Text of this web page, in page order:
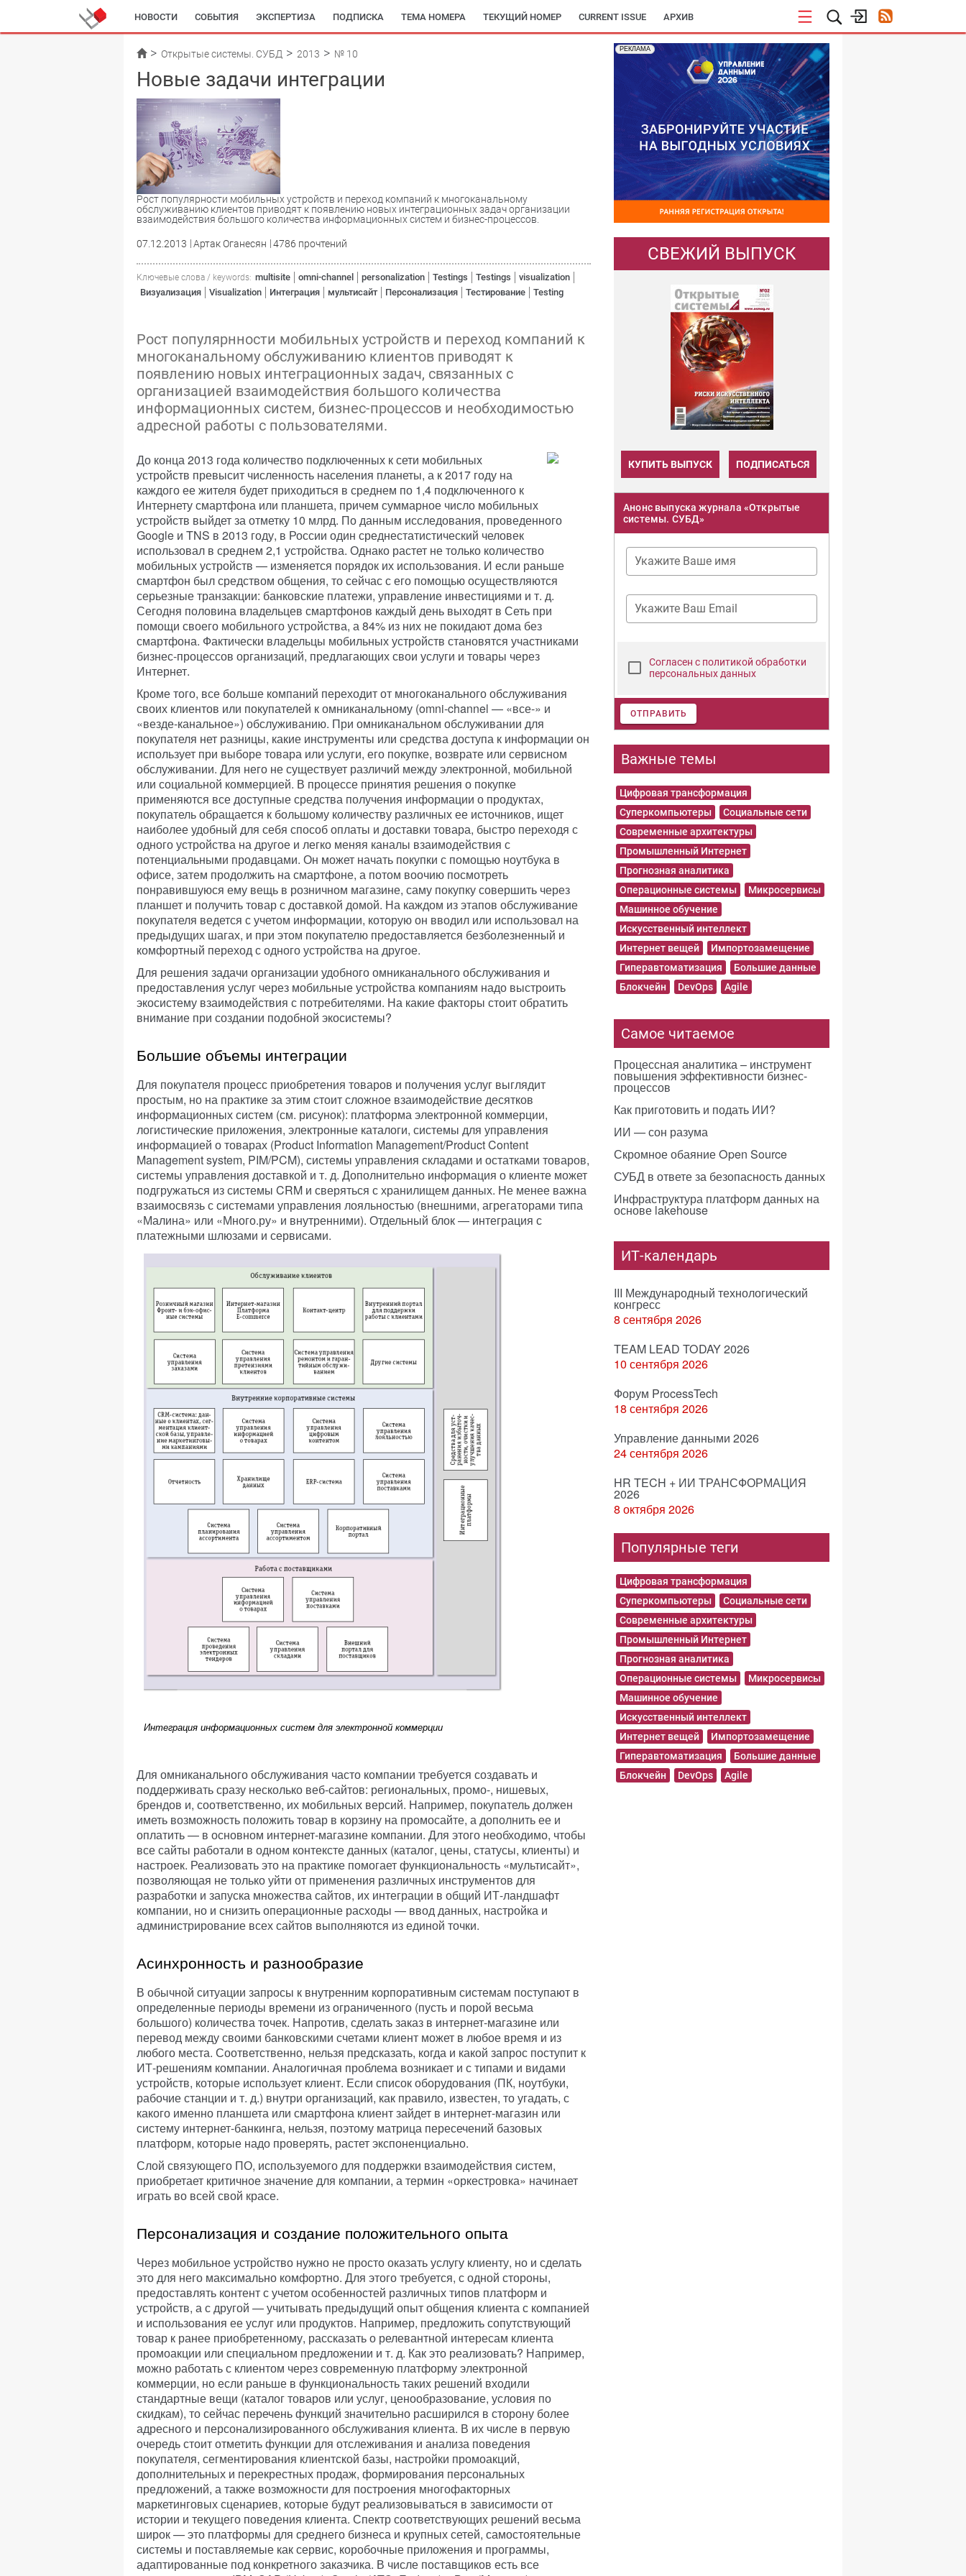
НОВОСТИ СОБЫТИЯ ЭКСПЕРТИЗА ПОДПИСКА ТЕМА НОМЕРА ТЕКУЩИЙ НОМЕР CURRENT ISSUE АРХИВ
Открытые системы. СУБД 2013 № 10
Новые задачи интеграции
Рост популярности мобильных устройств и переход компаний к многоканальному
обслуживанию клиентов приводят к появлению новых интеграционных задач организации
взаимодействия большого количества информационных систем и бизнес-процессов.
07.12.2013 Артак Оганесян 4786 прочтений
Ключевые слова / keywords: multisite omni-channel personalization Testings Testings
visualization
Визуализация
Visualization Интеграция мультисайт Персонализация Тестирование Testing
Рост популярнности мобильных устройств и переход компаний к
многоканальному обслуживанию клиентов приводят к
появлению новых интеграционных задач, связанных с
организацией взаимодействия большого количества
информационных систем, бизнес-процессов и необходимостью
адресной работы с пользователями.
До конца 2013 года количество подключенных к сети мобильных
устройств превысит численность населения планеты, а к 2017 году на
каждого ее жителя будет приходиться в среднем по 1,4 подключенного к
Интернету смартфона или планшета, причем суммарное число мобильных
устройств выйдет за отметку 10 млрд. По данным исследования, проведенного
Google и TNS в 2013 году, в России один среднестатистический человек
использовал в среднем 2,1 устройства. Однако растет не только количество
мобильных устройств — изменяется порядок их использования. И если раньше
смартфон был средством общения, то сейчас с его помощью осуществляются
серьезные транзакции: банковские платежи, управление инвестициями и т. д.
Сегодня половина владельцев смартфонов каждый день выходят в Сеть при
помощи своего мобильного устройства, а 84% из них не покидают дома без
смартфона. Фактически владельцы мобильных устройств становятся участниками
бизнес-процессов организаций, предлагающих свои услуги и товары через
Интернет.
Кроме того, все больше компаний переходит от многоканального обслуживания
своих клиентов или покупателей к омниканальному (omni-channel — «все-» и
«везде-канальное») обслуживанию. При омниканальном обслуживании для
покупателя нет разницы, какие инструменты или средства доступа к информации он
использует при выборе товара или услуги, его покупке, возврате или сервисном
обслуживании. Для него не существует различий между электронной, мобильной
или социальной коммерцией. В процессе принятия решения о покупке
применяются все доступные средства получения информации о продуктах,
покупатель обращается к большому количеству различных ее источников, ищет
наиболее удобный для себя способ оплаты и доставки товара, быстро переходя с
одного устройства на другое и легко меняя каналы взаимодействия с
потенциальными продавцами. Он может начать покупки с помощью ноутбука в
офисе, затем продолжить на смартфоне, а потом воочию посмотреть
понравившуюся ему вещь в розничном магазине, саму покупку совершить через
планшет и получить товар с доставкой домой. На каждом из этапов обслуживание
покупателя ведется с учетом информации, которую он вводил или использовал на
предыдущих шагах, и при этом покупателю предоставляется безболезненный и
комфортный переход с одного устройства на другое.
Для решения задачи организации удобного омниканального обслуживания и
предоставления услуг через мобильные устройства компаниям надо выстроить
экосистему взаимодействия с потребителями. На какие факторы стоит обратить
внимание при создании подобной экосистемы?
Большие объемы интеграции
Для покупателя процесс приобретения товаров и получения услуг выглядит
простым, но на практике за этим стоит сложное взаимодействие десятков
информационных систем (см. рисунок): платформа электронной коммерции,
логистические приложения, электронные каталоги, системы для управления
информацией о товарах (Product Information Management/Product Content
Management system, PIM/PCM), системы управления складами и остатками товаров,
системы управления доставкой и т. д. Дополнительно информация о клиенте может
подгружаться из системы CRM и сверяться с хранилищем данных. Не менее важна
взаимосвязь с системами управления лояльностью (внешними, агрегаторами типа
«Малина» или «Много.ру» и внутренними). Отдельный блок — интеграция с
платежными шлюзами и сервисами.
Интеграция информационных систем для электронной коммерции
Для омниканального обслуживания часто компании требуется создавать и
поддерживать сразу несколько веб-сайтов: региональных, промо-, нишевых,
брендов и, соответственно, их мобильных версий. Например, покупатель должен
иметь возможность положить товар в корзину на промосайте, а дополнить ее и
оплатить — в основном интернет-магазине компании. Для этого необходимо, чтобы
все сайты работали в одном контексте данных (каталог, цены, статусы, клиенты) и
настроек. Реализовать это на практике помогает функциональность «мультисайт»,
позволяющая не только уйти от применения различных инструментов для
разработки и запуска множества сайтов, их интеграции в общий ИТ-ландшафт
компании, но и снизить операционные расходы — ввод данных, настройка и
администрирование всех сайтов выполняются из единой точки.
Асинхронность и разнообразие
В обычной ситуации запросы к внутренним корпоративным системам поступают в
определенные периоды времени из ограниченного (пусть и порой весьма
большого) количества точек. Напротив, сделать заказ в интернет-магазине или
перевод между своими банковскими счетами клиент может в любое время и из
любого места. Соответственно, нельзя предсказать, когда и какой запрос поступит к
ИТ-решениям компании. Аналогичная проблема возникает и с типами и видами
устройств, которые использует клиент. Если список оборудования (ПК, ноутбуки,
рабочие станции и т. д.) внутри организаций, как правило, известен, то угадать, с
какого именно планшета или смартфона клиент зайдет в интернет-магазин или
систему интернет-банкинга, нельзя, поэтому матрица пересечений базовых
платформ, которые надо проверять, растет экспоненциально.
Слой связующего ПО, используемого для поддержки взаимодействия систем,
приобретает критичное значение для компании, а термин «оркестровка» начинает
играть во всей свой красе.
Персонализация и создание положительного опыта
Через мобильное устройство нужно не просто оказать услугу клиенту, но и сделать
это для него максимально комфортно. Для этого требуется, с одной стороны,
предоставлять контент с учетом особенностей различных типов платформ и
устройств, а с другой — учитывать предыдущий опыт общения клиента с компанией
и использования ее услуг или продуктов. Например, предложить сопутствующий
товар к ранее приобретенному, рассказать о релевантной интересам клиента
промоакции или специальном предложении и т. д. Как это реализовать? Например,
можно работать с клиентом через современную платформу электронной
коммерции, но если раньше в функциональность таких решений входили
стандартные вещи (каталог товаров или услуг, ценообразование, условия по
скидкам), то сейчас перечень функций значительно расширился в сторону более
адресного и персонализированного обслуживания клиента. В их числе в первую
очередь стоит отметить функции для отслеживания и анализа поведения
покупателя, сегментирования клиентской базы, настройки промоакций,
дополнительных и перекрестных продаж, формирования персональных
предложений, а также возможности для построения многофакторных
маркетинговых сценариев, которые будут реализовываться в зависимости от
истории и текущего поведения клиента. Спектр соответствующих решений весьма
широк — это платформы для среднего бизнеса и крупных сетей, самостоятельные
системы и поставляемые как сервис, коробочные приложения и программы,
адаптированные под конкретного заказчика. В числе поставщиков есть все
РЕКЛАМА
СВЕЖИЙ ВЫПУСК
КУПИТЬ ВЫПУСК ПОДПИСАТЬСЯ
Анонс выпуска журнала «Открытые
системы. СУБД»
Укажите Ваше имя
Укажите Ваш Email
Согласен с политикой обработки
персональных данных
ОТПРАВИТЬ
Важные темы
Цифровая трансформация
Суперкомпьютеры
Социальные сети
Современные архитектуры
Промышленный Интернет
Прогнозная аналитика
Операционные системы
Микросервисы
Машинное обучение
Искусственный интеллект
Интернет вещей
Импортозамещение
Гиперавтоматизация
Большие данные
Блокчейн
DevOps Agile
Самое читаемое
Процессная аналитика – инструмент
повышения эффективности бизнес-
процессов
Как приготовить и подать ИИ?
ИИ — сон разума
Скромное обаяние Open Source
СУБД в ответе за безопасность данных
Инфраструктура платформ данных на
основе lakehouse
ИТ-календарь
III Международный технологический
конгресс
8 сентября 2026
TEAM LEAD TODAY 2026
10 сентября 2026
Форум ProcessTech
18 сентября 2026
Управление данными 2026
24 сентября 2026
HR TECH + ИИ ТРАНСФОРМАЦИЯ
2026
8 октября 2026
Популярные теги
Цифровая трансформация
Суперкомпьютеры
Социальные сети
Современные архитектуры
Промышленный Интернет
Прогнозная аналитика
Операционные системы
Микросервисы
Машинное обучение
Искусственный интеллект
Интернет вещей
Импортозамещение
Гиперавтоматизация
Большие данные
Блокчейн
DevOps Agile